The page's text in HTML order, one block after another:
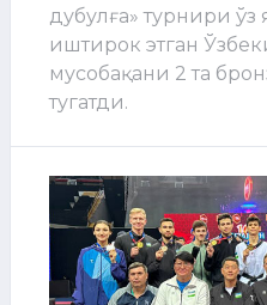
дубулға» турнири ўз
иштирок этган
мусобақани 2 та
тугатди.